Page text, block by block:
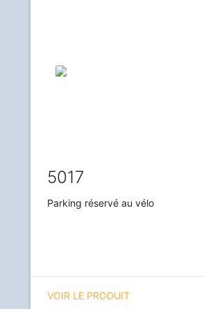
5017
Parking réservé au vélo
VOIR LE PRODUIT